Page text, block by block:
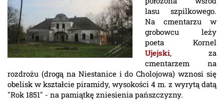
lasu szpilkowego.
Na cmentarzu w
grobowcu leży
poeta Kornel
Ujejski, za
cmentarzem na
rozdrożu (drogą na Niestanice i do Cholojowa) wznosi się
obelisk w kształcie piramidy, wysokości 4 m. z wyrytą datą
"Rok 1851" - na pamiątkę zniesienia pańszczyzny.